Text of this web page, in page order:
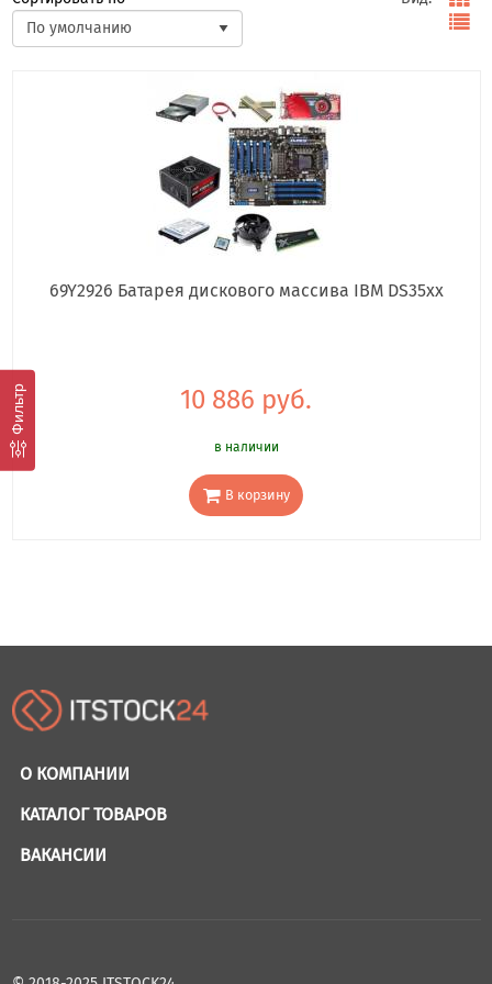
Фильтр
69Y2926 Батарея дискового массива IBM DS35xx
10 886 руб.
в наличии
В корзину
О КОМПАНИИ
КАТАЛОГ ТОВАРОВ
ВАКАНСИИ